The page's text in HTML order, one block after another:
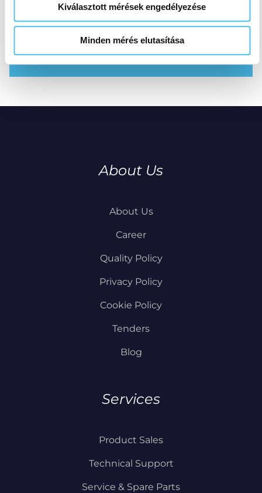
Kiválasztott mérések engedélyezése
Minden mérés elutasítása
Please send your detailed CV with photo,
including your salary expectations, to the
following e-mail address:
karrier@premium-s.hu
About Us
About Us
Career
Quality Policy
Privacy Policy
Cookie Policy
Tenders
Blog
Services
Product Sales
Technical Support
Service & Spare Parts